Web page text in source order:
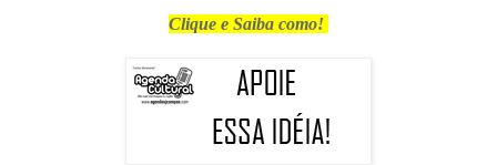
Clique e Saiba como!